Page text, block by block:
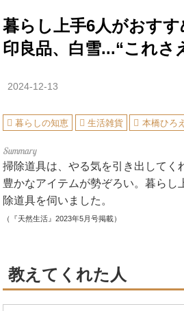
暮らし上手6人がおす
印良品、白雪...“これさ
2024-12-13
暮らしの知恵 生活雑貨 本橋ひろえ
掃除道具は、やる気を引き出してく
豊かなアイテムが勢ぞろい。暮らし
除道具を伺いました。
（『天然生活』2023年5月号掲載）
教えてくれた人